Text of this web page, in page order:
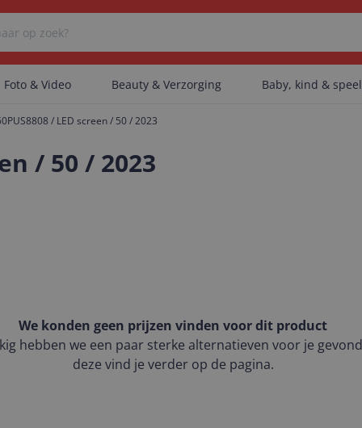
Foto & Video Beauty & Verzorging Baby, kind &
/ LED screen / 50 / 2023
/ 50 / 2023
We konden geen prijzen vinden voor dit product
hebben we een paar sterke alternatieven voor je
deze vind je verder op de pagina.